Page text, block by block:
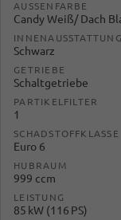
AUSSENFARBE
Candy Weiß/ Dach
INNENAUSSTATTUNG
Schwarz
GETRIEBE
Schaltgetriebe
PARTIKELFILTER
1
SCHADSTOFFKLASSE
Euro 6
HUBRAUM
999 ccm
LEISTUNG
85 kW (116 PS)